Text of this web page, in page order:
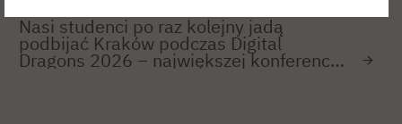
Nasi studenci po raz kolejny jadą
podbijać Kraków podczas Digital
Dragons 2026 – największej konferencji